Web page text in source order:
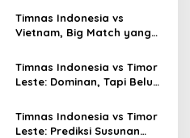
Timnas Indonesia vs
Vietnam, Big Match yang
Timnas Indonesia vs Timor
Leste: Dominan, Tapi Belum
Timnas Indonesia vs Timor
Leste: Prediksi Susunan